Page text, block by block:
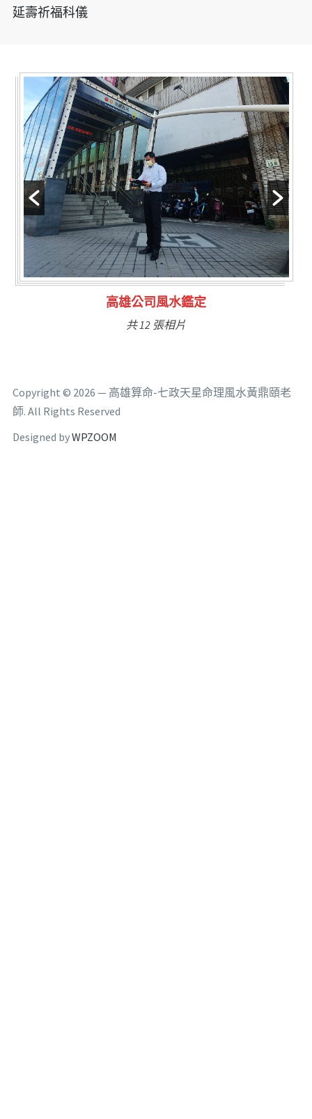
延壽祈福科儀
林氏福主量子生基造命
Copyright © 2026 — 高雄算命-七政天星命理風水黃鼎頤老
師. All Rights Reserved
Designed byWPZOOM